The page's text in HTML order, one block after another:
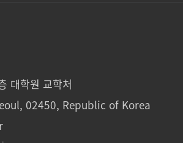
대학원 교학처
02450, Republic of Korea